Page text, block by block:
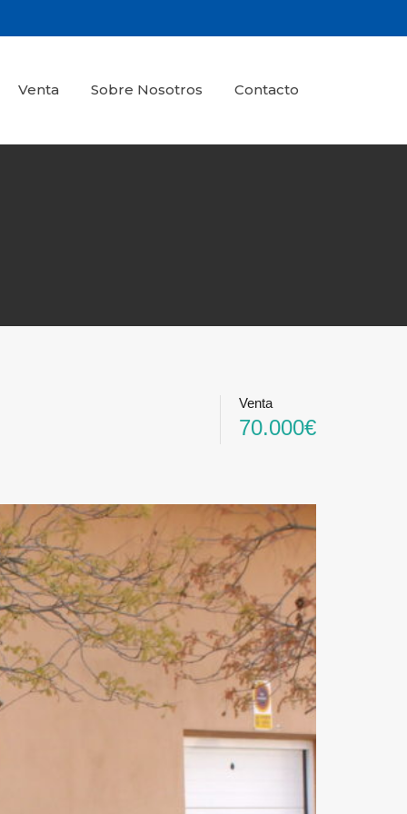
Venta Sobre Nosotros Contacto
Venta
70.000€